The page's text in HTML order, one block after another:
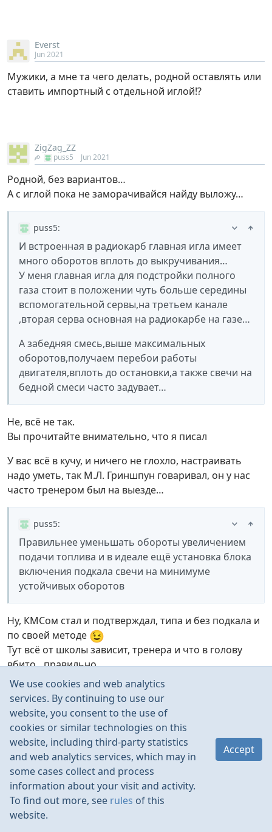
Everst
Jun 2021
Мужики, а мне та чего делать, родной оставлять или
ставить импортный с отдельной иглой!?
ZigZag_ZZ
puss5 Jun 2021
Родной, без вариантов…
А с иглой пока не заморачивайся найду выложу…
puss5:
И встроенная в радиокарб главная игла имеет
много оборотов вплоть до выкручивания…
У меня главная игла для подстройки полного
газа стоит в положении чуть больше середины
вспомогательной сервы,на третьем канале
,вторая серва основная на радиокарбе на газе…
А забедняя смесь,выше максимальных
оборотов,получаем перебои работы
двигателя,вплоть до остановки,а также свечи на
бедной смеси часто задувает…
Не, всё не так.
Вы прочитайте внимательно, что я писал
У вас всё в кучу, и ничего не глохло, настраивать
надо уметь, так М.Л. Гриншпун говаривал, он у нас
часто тренером был на выезде…
puss5:
Правильнее уменьшать обороты увеличением
подачи топлива и в идеале ещё установка блока
включения подкала свечи на минимуме
устойчивых оборотов
Ну, КМСом стал и подтверждал, типа и без подкала и
по своей методе 😉
Тут всё от школы зависит, тренера и что в голову
вбито…правильно…
rrteam
Everst Jun 2021
Мне вот что печально… говорить что было лет 20-40
назад мы можем конечно,
но давать советы, что в 2021 происходит думаю… это
не правильно…
Многое изменилось.
We use cookies and web analytics
services. By continuing to use our
website, you consent to the use of
cookies or similar technologies on this
website, including third-party statistics
and web analytics services, which may in
some cases collect and process
information about your visit and activity.
To find out more, see rules of this
website.
Accept